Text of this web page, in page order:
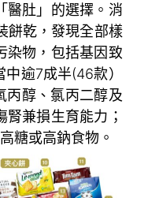
醫肚」的選擇。消
餅乾，發現全部樣
染物，包括基因致
逾7成半(46款）
丙醇、氯丙二醇及
兼損生育能力；
糖或高鈉食物。